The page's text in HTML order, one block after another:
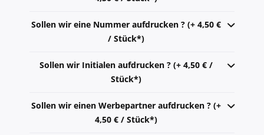
Sollen wir eine Nummer aufdrucken ? (+ 4,50 €
/ Stück*)
Sollen wir Initialen aufdrucken ? (+ 4,50 € /
Stück*)
Sollen wir einen Werbepartner aufdrucken ? (+
4,50 € / Stück*)